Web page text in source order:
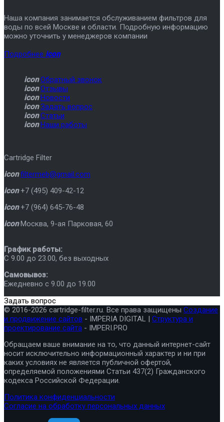
Наша компания занимается обслуживанием фильтров для
воды по всей Москве и области. Подробную информацию
можно уточнить у менеджеров компании
Подробнее icon
icon Обратный звонок
icon Отзывы
icon Новости
icon Задать вопрос
icon Статьи
icon Наши работы
Cartridge Filter
icon filtermeb@gmail.com
icon +7 (495) 409-42-12
icon +7 (964) 645-76-48
icon Москва, 9-ая Парковая, 60
График работы:
C 9.00 до 23.00, без выходных
Самовывоз:
Ежедневно с 9.00 до 19.00
Задать вопрос
© 2016-2026 cartridge-filter.ru. Все права защищены Создание
и продвижение сайтов - IMPERIA DIGITAL | Структура и
проектирование сайта - IMPERI.PRO
Обращаем ваше внимание на то, что данный интернет-сайт
носит исключительно информационный характер и ни при
каких условиях не является публичной офертой,
определяемой положениями Статьи 437(2) Гражданского
кодекса Российской Федерации.
Политика конфиденциальности
Согласие на обработку персональных данных